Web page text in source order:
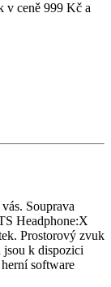
v ceně 999 Kč a
Souprava
Headphone:X
Prostorový zvuk
k dispozici
software